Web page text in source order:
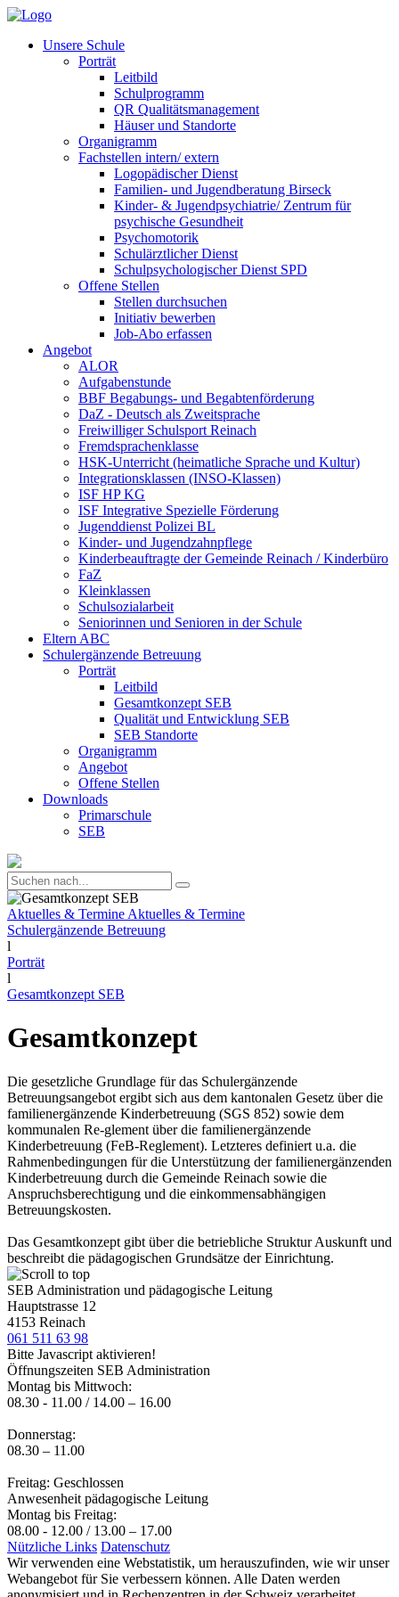
Unsere Schule
Porträt
Leitbild
Schulprogramm
QR Qualitätsmanagement
Häuser und Standorte
Organigramm
Fachstellen intern/ extern
Logopädischer Dienst
Familien- und Jugendberatung Birseck
Kinder- & Jugendpsychiatrie/ Zentrum für
psychische Gesundheit
Psychomotorik
Schulärztlicher Dienst
Schulpsychologischer Dienst SPD
Offene Stellen
Stellen durchsuchen
Initiativ bewerben
Job-Abo erfassen
Angebot
ALOR
Aufgabenstunde
BBF Begabungs- und Begabtenförderung
DaZ - Deutsch als Zweitsprache
Freiwilliger Schulsport Reinach
Fremdsprachenklasse
HSK-Unterricht (heimatliche Sprache und Kultur)
Integrationsklassen (INSO-Klassen)
ISF HP KG
ISF Integrative Spezielle Förderung
Jugenddienst Polizei BL
Kinder- und Jugendzahnpflege
Kinderbeauftragte der Gemeinde Reinach / Kinderbüro
FaZ
Kleinklassen
Schulsozialarbeit
Seniorinnen und Senioren in der Schule
Eltern ABC
Schulergänzende Betreuung
Porträt
Leitbild
Gesamtkonzept SEB
Qualität und Entwicklung SEB
SEB Standorte
Organigramm
Angebot
Offene Stellen
Downloads
Primarschule
SEB
Aktuelles & Termine Aktuelles & Termine
Schulergänzende Betreuung
l
Porträt
l
Gesamtkonzept SEB
Gesamtkonzept
Die gesetzliche Grundlage für das Schulergänzende
Betreuungsangebot ergibt sich aus dem kantonalen Gesetz über die
familienergänzende Kinderbetreuung (SGS 852) sowie dem
kommunalen Re-glement über die familienergänzende
Kinderbetreuung (FeB-Reglement). Letzteres definiert u.a. die
Rahmenbedingungen für die Unterstützung der familienergänzenden
Kinderbetreuung durch die Gemeinde Reinach sowie die
Anspruchsberechtigung und die einkommensabhängigen
Betreuungskosten.
Das Gesamtkonzept gibt über die betriebliche Struktur Auskunft und
beschreibt die pädagogischen Grundsätze der Einrichtung.
SEB Administration und pädagogische Leitung
Hauptstrasse 12
4153 Reinach
061 511 63 98
Bitte Javascript aktivieren!
Öffnungszeiten SEB Administration
Montag bis Mittwoch:
08.30 - 11.00 / 14.00 – 16.00
Donnerstag:
08.30 – 11.00
Freitag: Geschlossen
Anwesenheit pädagogische Leitung
Montag bis Freitag:
08.00 - 12.00 / 13.00 – 17.00
Nützliche Links Datenschutz
Wir verwenden eine Webstatistik, um herauszufinden, wie wir unser
Webangebot für Sie verbessern können. Alle Daten werden